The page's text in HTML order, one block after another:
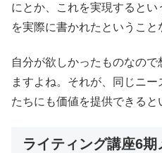
にとか、これを実現すると
を実際に書かれたということ
自分が欲しかったものなの
ますよね。それが、同じニ
たちにも価値を提供できると
ライティング講座6